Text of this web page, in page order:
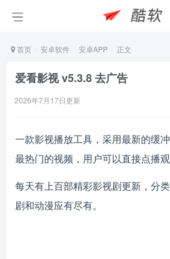
首页 安卓软件 安卓APP 正文
爱看影视 v5.3.8 去广告
2026年7月17日更新
一款影视播放工具，采用最新的缓冲
最热门的视频，用户可以直接点播观
每天有上百部精彩影视剧更新，分
剧和动漫应有尽有。